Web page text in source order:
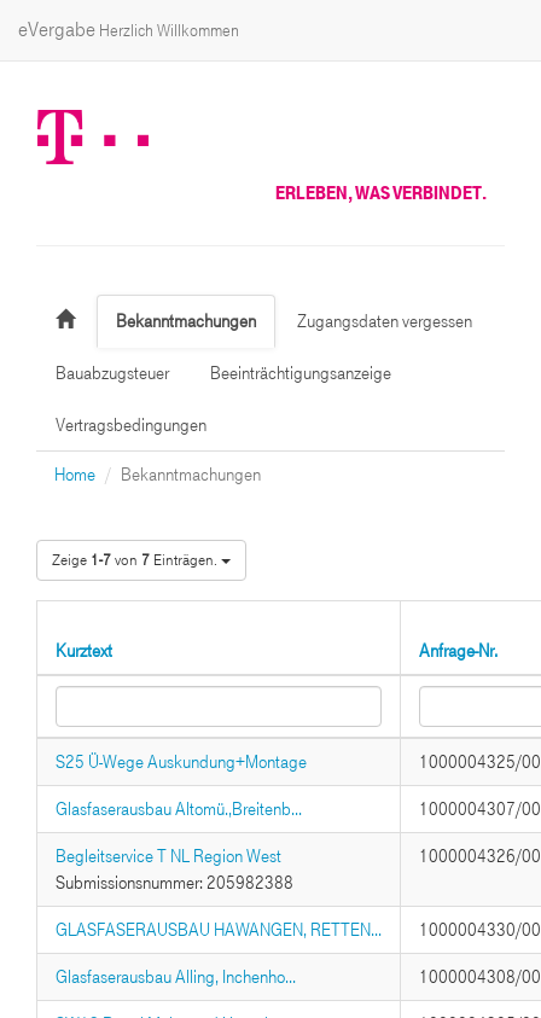
eVergabe Herzlich Willkommen
ERLEBEN, WAS VERBINDET.
Bekanntmachungen Zugangsdaten vergessen
Bauabzugsteuer Beeinträchtigungsanzeige
Vertragsbedingungen
Home Bekanntmachungen
Zeige 1-7von 7 Einträgen.
Kurztext Anfrage-Nr.
S25 Ü-Wege Auskundung+Montage 1000004325/
Glasfaserausbau Altomü.,Breitenb... 1000004307/
Begleitservice T NL Region West
Submissionsnummer: 205982388
1000004326/
GLASFASERAUSBAU HAWANGEN, RETTEN... 1000004330/
Glasfaserausbau Alling, Inchenho... 1000004308/